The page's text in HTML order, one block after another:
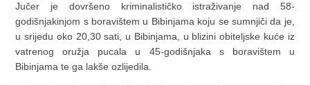
Jučer je dovršeno kriminalističko istraživanje nad 58-
godišnjakinjom s boravištem u Bibinjama koju se sumnjiči da je,
u srijedu oko 20,30 sati, u Bibinjama, u blizini obiteljske kuće iz
vatrenog oružja pucala u 45-godišnjaka s boravištem u
Bibinjama te ga lakše ozlijedila.